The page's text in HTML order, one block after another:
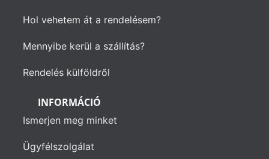
Hol vehetem át a rendelésem?
Mennyibe kerül a szállítás?
Rendelés külföldről
INFORMÁCIÓ
Ismerjen meg minket
Ügyfélszolgálat